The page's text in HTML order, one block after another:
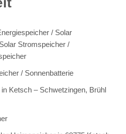
/ Solar
Stromspeicher /
/ Sonnenbatterie
Ketsch – Schwetzingen, Brühl